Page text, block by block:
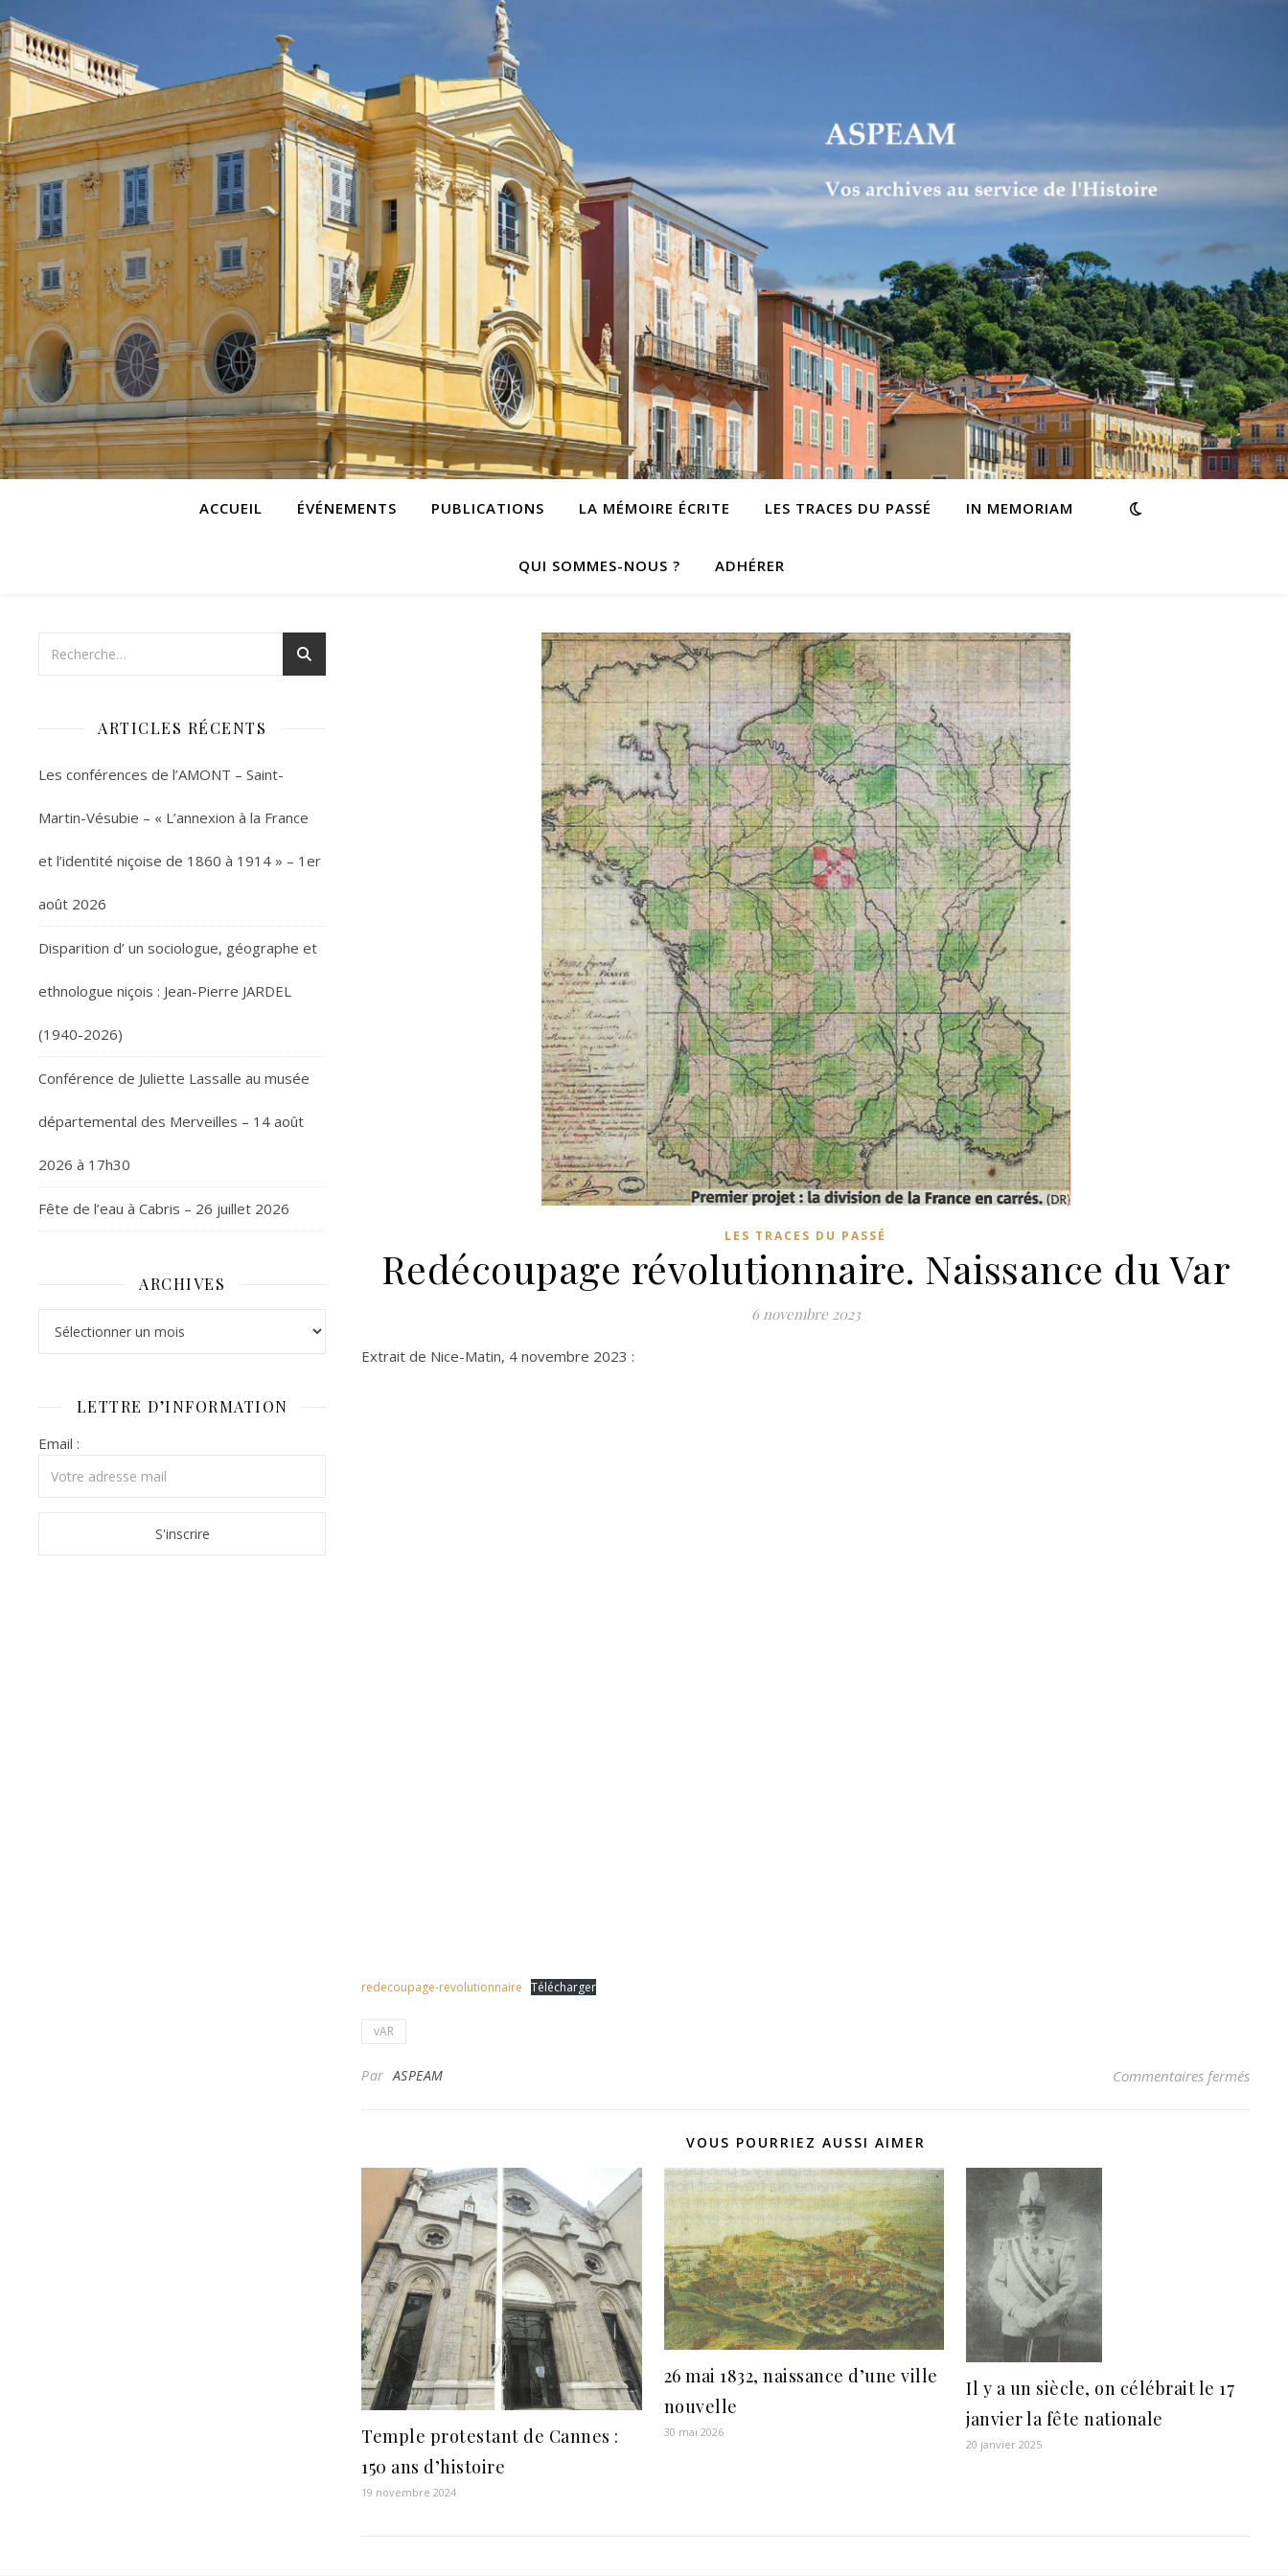
ACCUEIL ÉVÉNEMENTS PUBLICATIONS LA MÉMOIRE ÉCRITE LES TRACES DU PASSÉ IN MEMORIAM
QUI SOMMES-NOUS ? ADHÉRER
ARTICLES RÉCENTS
Les conférences de l’AMONT – Saint-
Martin-Vésubie – « L’annexion à la France
et l’identité niçoise de 1860 à 1914 » – 1er
août 2026
Disparition d’ un sociologue, géographe et
ethnologue niçois : Jean-Pierre JARDEL
(1940-2026)
Conférence de Juliette Lassalle au musée
départemental des Merveilles – 14 août
2026 à 17h30
Fête de l’eau à Cabris – 26 juillet 2026
ARCHIVES
LETTRE D’INFORMATION
Email :
LES TRACES DU PASSÉ
Redécoupage révolutionnaire. Naissance du Var
6 novembre 2023
Extrait de Nice-Matin, 4 novembre 2023 :
redecoupage-revolutionnaire Télécharger
vAR
ParASPEAM Commentaires ferméssur
VOUS POURRIEZ AUSSI AIMER
Temple protestant de Cannes :
150 ans d’histoire
19 novembre 2024
26 mai 1832, naissance d’une ville
nouvelle
30 mai 2026
Il y a un siècle, on célébrait le 17
janvier la fête nationale
20 janvier 2025